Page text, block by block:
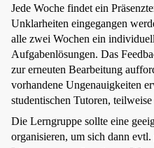
Jede Woche findet ein
Unklarheiten eingegangen
alle zwei Wochen ein
Aufgabenlösungen. Das
zur erneuten Bearbeitung
vorhandene Ungenauigkeiten
studentischen Tutoren,
Die Lerngruppe sollte eine
organisieren, um sich dann